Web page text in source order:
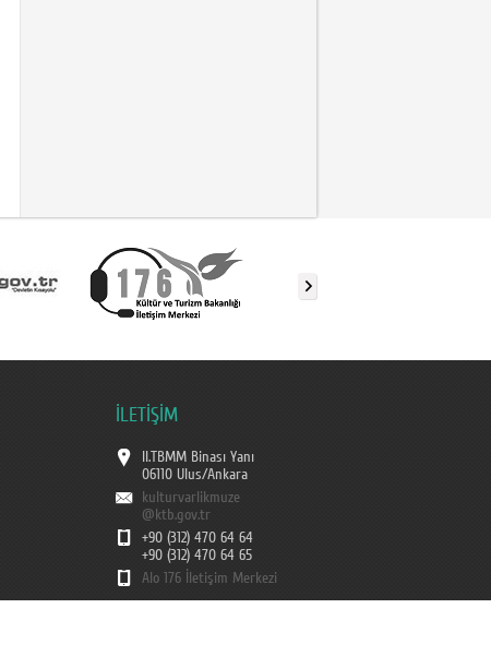
İLETİŞİM
II.TBMM Binası Yanı
06110 Ulus/Ankara
kulturvarlikmuze
@ktb.gov.tr
+90 (312) 470 64 64
+90 (312) 470 64 65
Alo 176 İletişim Merkezi